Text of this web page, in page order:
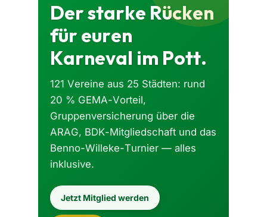
Der starke Rücken
für euren
Karneval im Pott.
121 Vereine aus 25 Städten: rund
20 % GEMA-Vorteil,
Gruppenversicherung über die
ARAG, BDK-Mitgliedschaft und das
Benno-Willeke-Turnier — alles
inklusive.
Jetzt Mitglied werden